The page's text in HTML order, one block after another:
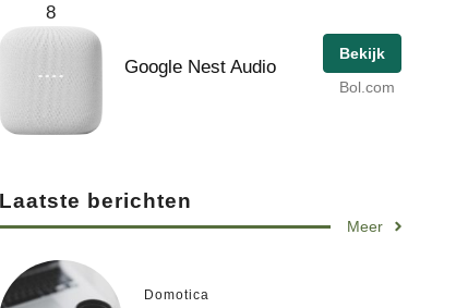
8
Google Nest Audio
Bekijk
Bol.com
Laatste berichten
Meer
Domotica